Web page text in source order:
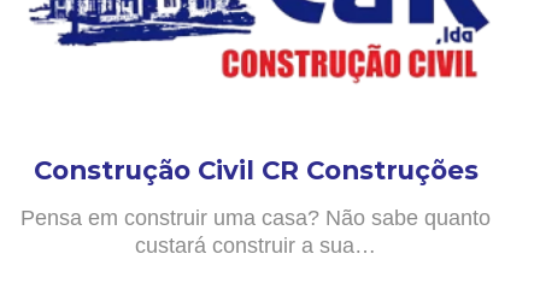
Construção Civil CR Construções
Pensa em construir uma casa? Não sabe quanto
custará construir a sua…